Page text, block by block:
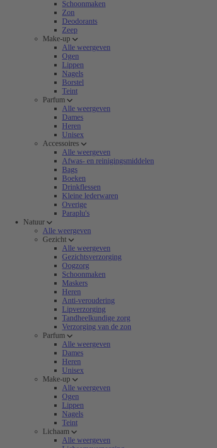
Schoonmaken
Zon
Deodorants
Zeep
Make-up
Alle weergeven
Ogen
Lippen
Nagels
Borstel
Teint
Parfum
Alle weergeven
Dames
Heren
Unisex
Accessoires
Alle weergeven
Afwas- en reinigingsmiddelen
Bags
Boeken
Drinkflessen
Kleine lederwaren
Overige
Paraplu's
Natuur
Alle weergeven
Gezicht
Alle weergeven
Gezichtsverzorging
Oogzorg
Schoonmaken
Maskers
Heren
Anti-veroudering
Lipverzorging
Tandheelkundige zorg
Verzorging van de zon
Parfum
Alle weergeven
Dames
Heren
Unisex
Make-up
Alle weergeven
Ogen
Lippen
Nagels
Teint
Lichaam
Alle weergeven